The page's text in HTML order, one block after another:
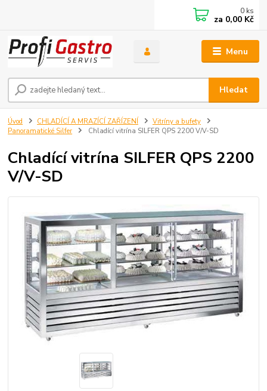
Menu
Hledat
0 ks
za 0,00 Kč
Úvod CHLADÍCÍ A MRAZÍCÍ ZAŘÍZENÍ
Vitríny a bufety
Panoramatické Silfer
Chladící vitrína SILFER QPS 2200 V/V-SD
Chladící vitrína SILFER QPS 2200
V/V-SD